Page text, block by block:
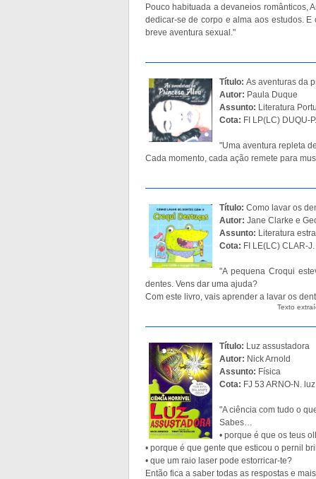
Pouco habituada a devaneios românticos,
dedicar-se de corpo e alma aos estudos.
breve aventura sexual."
Título: As aventuras da
Autor: Paula Duque
Assunto: Literatura
Cota: FI LP(LC) DUQU-
"Uma aventura repleta
Cada momento, cada ação remete para
Título: Como lavar os
Autor: Jane Clarke e
Assunto: Literatura
Cota: FI LE(LC) CLAR-
"A pequena Croqui
dentes. Vens dar uma ajuda?
Com este livro, vais aprender a lavar os
Texto
Título: Luz assustadora
Autor: Nick Arnold
Assunto: Física
Cota: FJ 53 ARNO-N. luz
"A ciência com tudo o
Sabes…
• porque é que os teus
• porque é que gente que esticou o pernil
• que um raio laser pode estorricar-te?
Então fica a saber todas as respostas e